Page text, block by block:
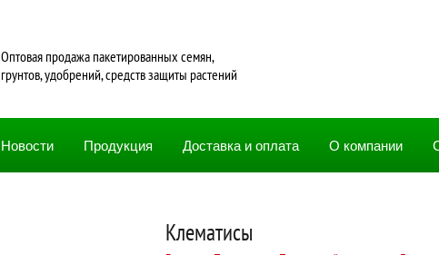
Oптовая продажа пакетированных семян,
грунтов, удобрений, средств защиты растений
Новости Продукция Доставка и оплата О компании
Клематисы